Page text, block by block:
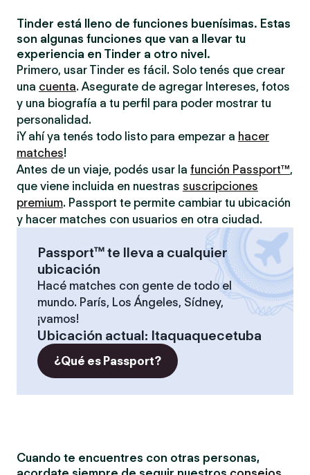
Tinder está lleno de funciones buenísimas. Estas
son algunas funciones que van a llevar tu
experiencia en Tinder a otro nivel.
Primero, usar Tinder es fácil. Solo tenés que crear
una cuenta. Asegurate de agregar Intereses, fotos
y una biografía a tu perfil para poder mostrar tu
personalidad.
¡Y ahí ya tenés todo listo para empezar a hacer
matches!
Antes de un viaje, podés usar la función Passport™,
que viene incluida en nuestras suscripciones
premium. Passport te permite cambiar tu ubicación
y hacer matches con usuarios en otra ciudad.
Passport™ te lleva a cualquier
ubicación
Hacé matches con gente de todo el
mundo. París, Los Ángeles, Sídney,
¡vamos!
Ubicación actual: Itaquaquecetuba
¿Qué es Passport?
Cuando te encuentres con otras personas,